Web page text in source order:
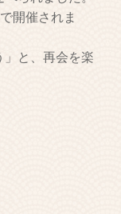
開催されま
」と、再会を楽